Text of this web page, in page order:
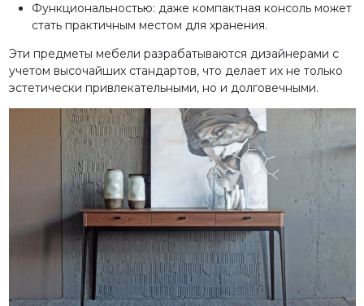
Функциональностью: даже компактная консоль может
стать практичным местом для хранения.
Эти предметы мебели разрабатываются дизайнерами с
учетом высочайших стандартов, что делает их не только
эстетически привлекательными, но и долговечными.